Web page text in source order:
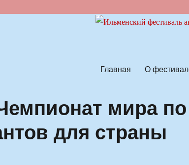
Главная О
мира
для страны